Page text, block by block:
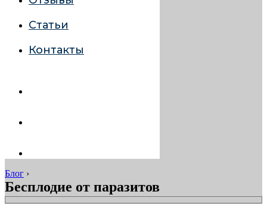
Статьи
Контакты
Блог ›
Бесплодие от паразитов